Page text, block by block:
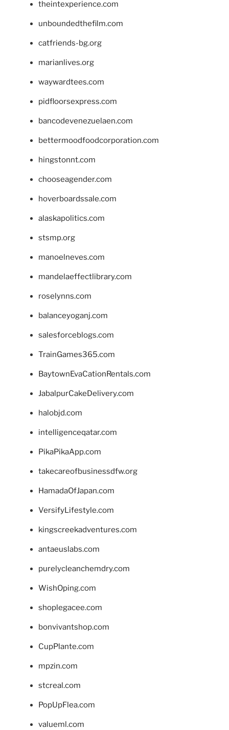
theintexperience.com
unboundedthefilm.com
catfriends-bg.org
marianlives.org
waywardtees.com
pidfloorsexpress.com
bancodevenezuelaen.com
bettermoodfoodcorporation.com
hingstonnt.com
chooseagender.com
hoverboardssale.com
alaskapolitics.com
stsmp.org
manoelneves.com
mandelaeffectlibrary.com
roselynns.com
balanceyoganj.com
salesforceblogs.com
TrainGames365.com
BaytownEvaCationRentals.com
JabalpurCakeDelivery.com
halobjd.com
intelligenceqatar.com
PikaPikaApp.com
takecareofbusinessdfw.org
HamadaOfJapan.com
VersifyLifestyle.com
kingscreekadventures.com
antaeuslabs.com
purelycleanchemdry.com
WishOping.com
shoplegacee.com
bonvivantshop.com
CupPlante.com
mpzin.com
stcreal.com
PopUpFlea.com
valueml.com